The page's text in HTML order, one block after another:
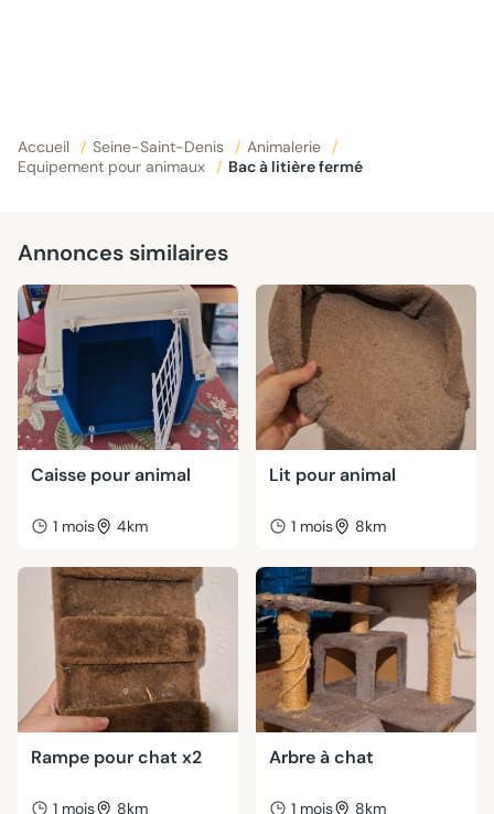
Accueil / Seine-Saint-Denis / Animalerie
/
Equipement pour animaux
/ Bac à litière fermé
Annonces similaires
Caisse pour animal
1 mois 4km
Lit pour animal
1 mois 8km
Rampe pour chat x2
1 mois 8km
Arbre à chat
1 mois 8km